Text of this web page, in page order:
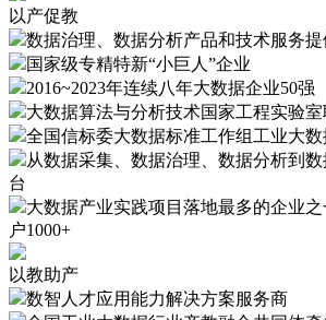
以产促教
数据治理、数据分析产品和技术服务
国家级专精特新“小巨人”企业
2016~2023年连续八年大数据企业50强
大数据算法与分析技术国家工程实验
全国信标委大数据标准工作组工业大
从数据采集、数据治理、数据分析到
台
大数据产业实践项目落地最多的企业
户1000+
以教助产
数智人才应用能力解决方案服务商